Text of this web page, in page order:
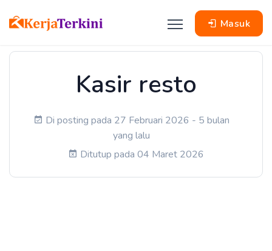
Masuk
Kasir resto
Di posting pada 27 Februari 2026 - 5 bulan
yang lalu
Ditutup pada 04 Maret 2026